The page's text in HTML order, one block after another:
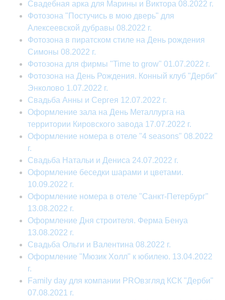
Свадебная арка для Марины и Виктора 08.2022 г.
Фотозона "Постучись в мою дверь" для
Алексеевской дубравы 08.2022 г.
Фотозона в пиратском стиле на День рождения
Симоны 08.2022 г.
Фотозона для фирмы "Time to grow" 01.07.2022 г.
Фотозона на День Рождения. Конный клуб "Дерби"
Энколово 1.07.2022 г.
Свадьба Анны и Сергея 12.07.2022 г.
Оформление зала на День Металлурга на
территории Кировского завода 17.07.2022 г.
Оформление номера в отеле "4 seasons" 08.2022
г.
Свадьба Натальи и Дениса 24.07.2022 г.
Оформление беседки шарами и цветами.
10.09.2022 г.
Оформление номера в отеле "Санкт-Петербург"
13.08.2022 г.
Оформление Дня строителя. Ферма Бенуа
13.08.2022 г.
Свадьба Ольги и Валентина 08.2022 г.
Оформление "Мюзик Холл" к юбилею. 13.04.2022
г.
Family day для компании PROвзгляд КСК "Дерби"
07.08.2021 г.